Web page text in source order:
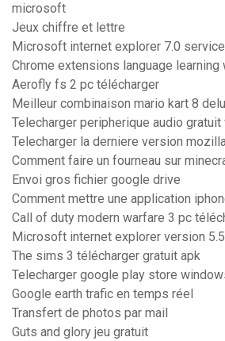
microsoft
Jeux chiffre et lettre
Microsoft internet explorer 7.0
Chrome extensions language
Aerofly fs 2 pc télécharger
Meilleur combinaison mario kart 8
Telecharger peripherique audio
Telecharger la derniere version
Comment faire un fourneau sur
Envoi gros fichier google drive
Comment mettre une application
Call of duty modern warfare 3 pc
Microsoft internet explorer version
The sims 3 télécharger gratuit apk
Telecharger google play store
Google earth trafic en temps réel
Transfert de photos par mail
Guts and glory jeu gratuit